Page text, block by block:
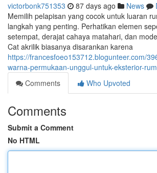
victorbonk751353 87 days ago News
Memilih pelapisan yang cocok untuk luaran
langkah yang penting. Perhatikan elemen
setempat, derajat cahaya matahari, dan
Cat akrilik biasanya disarankan karena
https://francesfoeo153712.blogunteer.com/
warna-permukaan-unggul-untuk-eksterior-
Comments
Who Upvoted
Comments
Submit a Comment
No HTML